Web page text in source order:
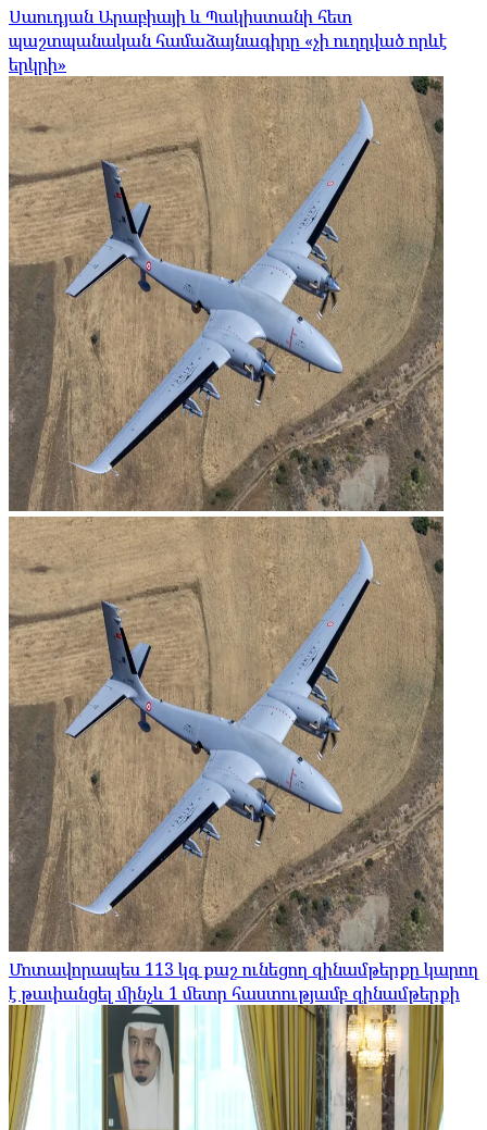
Սաուդյան Արաբիայի և Պակիստանի հետ
պաշտպանական համաձայնագիրը «չի ուղղված որևէ
երկրի»
Մոտավորապես 113 կգ քաշ ունեցող զինամթերքը կարող
է թափանցել մինչև 1 մետր հաստությամբ զինամթերքի